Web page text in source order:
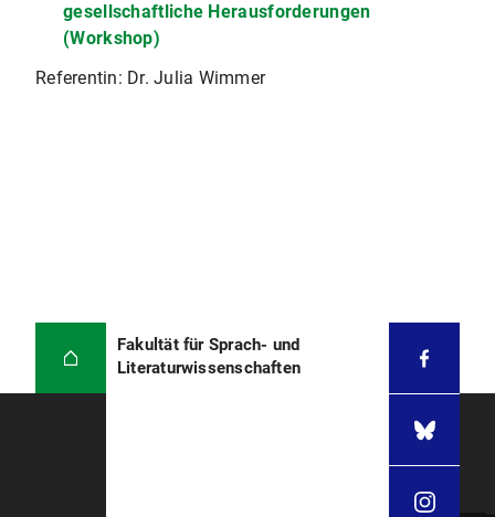
gesellschaftliche Herausforderungen
(Workshop)
Referentin: Dr. Julia Wimmer
Fakultät für Sprach- und
Literaturwissenschaften